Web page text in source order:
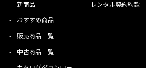
- 新商品
- おすすめ商品
- 販売商品一覧
- 中古商品一覧
- レンタル契約約款